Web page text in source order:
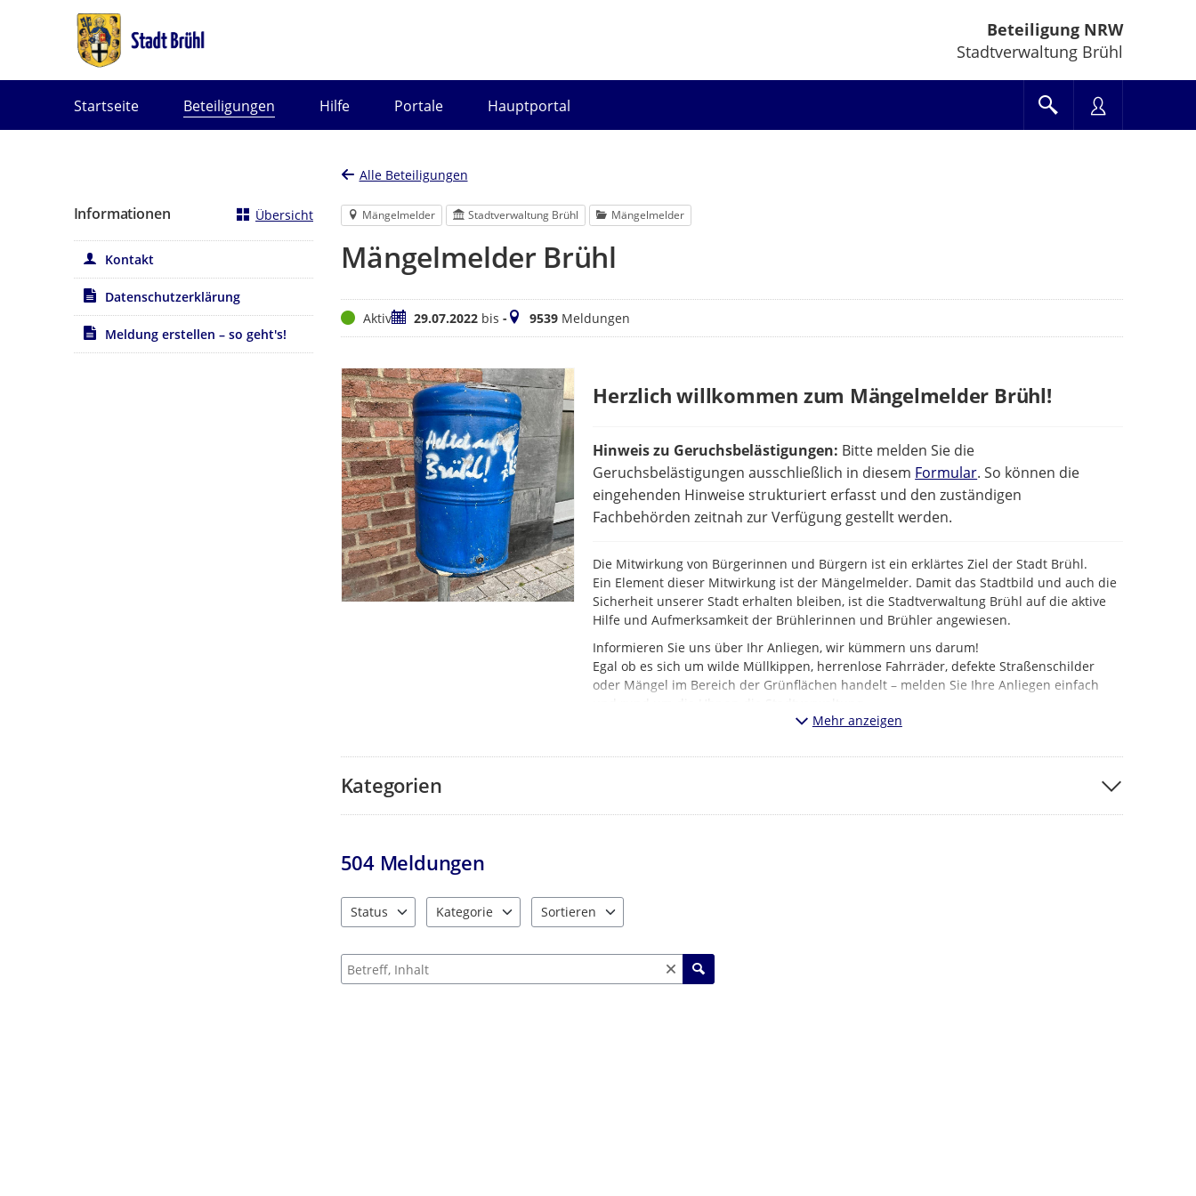
Beteiligung NRW
Stadtverwaltung Brühl
Startseite Beteiligungen Hilfe Portale Hauptportal
Alle Beteiligungen
Mängelmelder Stadtverwaltung Brühl Mängelmelder
Mängelmelder Brühl
StatusAktivZeitraum
29.07.2022bis -Meldungen
9539Meldungen
Herzlich willkommen zum Mängelmelder Brühl!
Hinweis zu Geruchsbelästigungen: Bitte melden Sie die
Geruchsbelästigungen ausschließlich in diesem Formular. So können die
eingehenden Hinweise strukturiert erfasst und den zuständigen
Fachbehörden zeitnah zur Verfügung gestellt werden.
Die Mitwirkung von Bürgerinnen und Bürgern ist ein erklärtes Ziel der Stadt Brühl.
Ein Element dieser Mitwirkung ist der Mängelmelder. Damit das Stadtbild und auch die
Sicherheit unserer Stadt erhalten bleiben, ist die Stadtverwaltung Brühl auf die aktive
Hilfe und Aufmerksamkeit der Brühlerinnen und Brühler angewiesen.
Informieren Sie uns über Ihr Anliegen, wir kümmern uns darum!
Egal ob es sich um wilde Müllkippen, herrenlose Fahrräder, defekte Straßenschilder
oder Mängel im Bereich der Grünflächen handelt – melden Sie Ihre Anliegen einfach
Mehr anzeigen
Kategorien
504 Meldungen
Status
Kategorie
Sortieren
Suche nach Meldungen und Kommentaren
Informationen Übersicht
Kontakt
Datenschutzerklärung
Meldung erstellen – so geht's!